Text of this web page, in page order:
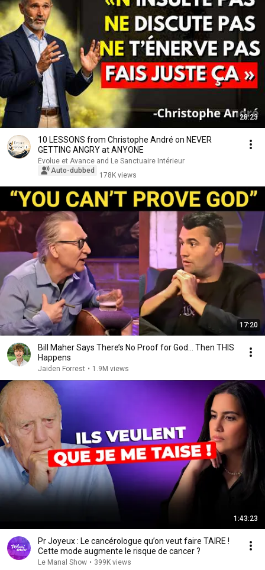
28:23
10 LESSONS from Christophe André on NEVER
GETTING ANGRY at ANYONE
Évolue et Avance and Le Sanctuaire Intérieur
Auto-dubbed
178K views
17:20
Bill Maher Says There’s No Proof for God... Then THIS
Happens
Jaiden Forrest • 1.9M views
1:43:23
Pr Joyeux : Le cancérologue qu’on veut faire TAIRE !
Cette mode augmente le risque de cancer ?
Le Manal Show • 399K views